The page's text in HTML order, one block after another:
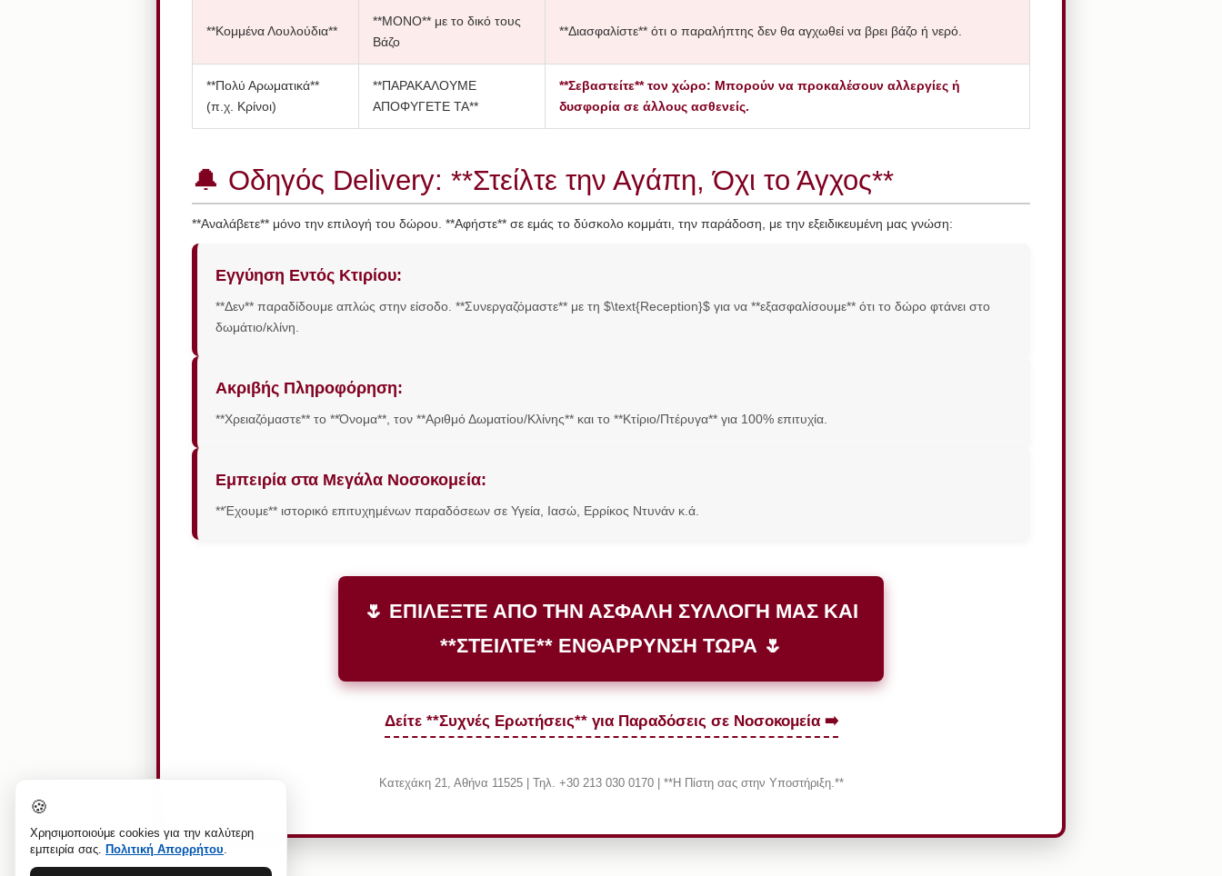
**Κομμένα Λουλούδια**
**ΜΟΝΟ** με το δικό τους
Βάζο
**Διασφαλίστε** ότι ο παραλήπτης δεν θα αγχωθεί να βρει βάζο ή νερό.
**Πολύ Αρωματικά**
(π.χ. Κρίνοι)
**ΠΑΡΑΚΑΛΟΥΜΕ
ΑΠΟΦΥΓΕΤΕ ΤΑ**
**Σεβαστείτε** τον χώρο: Μπορούν να προκαλέσουν αλλεργίες ή
δυσφορία σε άλλους ασθενείς.
🔔 Οδηγός Delivery: **Στείλτε την Αγάπη, Όχι το Άγχος**
**Αναλάβετε** μόνο την επιλογή του δώρου. **Αφήστε** σε εμάς το δύσκολο κομμάτι, την παράδοση, με την εξειδικευμένη μας γνώση:
Εγγύηση Εντός Κτιρίου:
**Δεν** παραδίδουμε απλώς στην είσοδο. **Συνεργαζόμαστε** με τη $\text{Reception}$ για να **εξασφαλίσουμε** ότι το δώρο φτάνει στο
δωμάτιο/κλίνη.
Ακριβής Πληροφόρηση:
**Χρειαζόμαστε** το **Όνομα**, τον **Αριθμό Δωματίου/Κλίνης** και το **Κτίριο/Πτέρυγα** για 100% επιτυχία.
Εμπειρία στα Μεγάλα Νοσοκομεία:
**Έχουμε** ιστορικό επιτυχημένων παραδόσεων σε Υγεία, Ιασώ, Ερρίκος Ντυνάν κ.ά.
🌷 ΕΠΙΛΕΞΤΕ ΑΠΟ ΤΗΝ ΑΣΦΑΛΗ ΣΥΛΛΟΓΗ ΜΑΣ ΚΑΙ
**ΣΤΕΙΛΤΕ** ΕΝΘΑΡΡΥΝΣΗ ΤΩΡΑ 🌷
Δείτε **Συχνές Ερωτήσεις** για Παραδόσεις σε Νοσοκομεία ➡️
Κατεχάκη 21, Αθήνα 11525 | Τηλ. +30 213 030 0170 | **Η Πίστη σας στην Υποστήριξη.**
🍪
Χρησιμοποιούμε cookies για την καλύτερη
εμπειρία σας. Πολιτική Απορρήτου.